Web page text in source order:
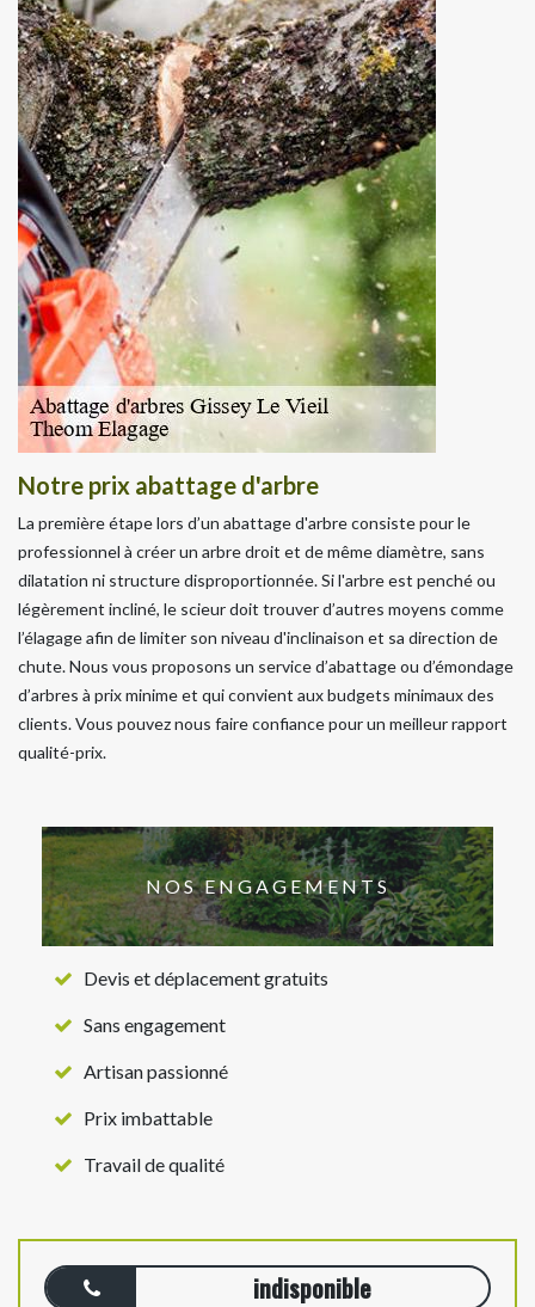
Notre prix abattage d'arbre
La première étape lors d’un abattage d'arbre consiste pour le
professionnel à créer un arbre droit et de même diamètre, sans
dilatation ni structure disproportionnée. Si l'arbre est penché ou
légèrement incliné, le scieur doit trouver d’autres moyens comme
l’élagage afin de limiter son niveau d'inclinaison et sa direction de
chute. Nous vous proposons un service d’abattage ou d’émondage
d’arbres à prix minime et qui convient aux budgets minimaux des
clients. Vous pouvez nous faire confiance pour un meilleur rapport
qualité-prix.
NOS ENGAGEMENTS
Devis et déplacement gratuits
Sans engagement
Artisan passionné
Prix imbattable
Travail de qualité
indisponible